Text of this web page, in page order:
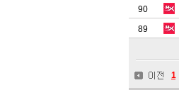
90
89
1